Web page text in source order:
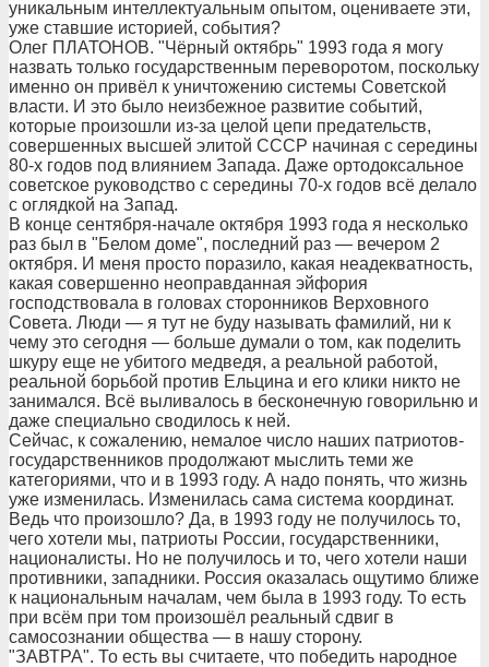
уникальным интеллектуальным опытом, оцениваете эти,
уже ставшие историей, события?
Олег ПЛАТОНОВ. "Чёрный октябрь" 1993 года я могу
назвать только государственным переворотом, поскольку
именно он привёл к уничтожению системы Советской
власти. И это было неизбежное развитие событий,
которые произошли из-за целой цепи предательств,
совершенных высшей элитой СССР начиная с середины
80-х годов под влиянием Запада. Даже ортодоксальное
советское руководство с середины 70-х годов всё делало
с оглядкой на Запад.
В конце сентября-начале октября 1993 года я несколько
раз был в "Белом доме", последний раз — вечером 2
октября. И меня просто поразило, какая неадекватность,
какая совершенно неоправданная эйфория
господствовала в головах сторонников Верховного
Совета. Люди — я тут не буду называть фамилий, ни к
чему это сегодня — больше думали о том, как поделить
шкуру еще не убитого медведя, а реальной работой,
реальной борьбой против Ельцина и его клики никто не
занимался. Всё выливалось в бесконечную говорильню и
даже специально сводилось к ней.
Сейчас, к сожалению, немалое число наших патриотов-
государственников продолжают мыслить теми же
категориями, что и в 1993 году. А надо понять, что жизнь
уже изменилась. Изменилась сама система координат.
Ведь что произошло? Да, в 1993 году не получилось то,
чего хотели мы, патриоты России, государственники,
националисты. Но не получилось и то, чего хотели наши
противники, западники. Россия оказалась ощутимо ближе
к национальным началам, чем была в 1993 году. То есть
при всём при том произошёл реальный сдвиг в
самосознании общества — в нашу сторону.
"ЗАВТРА". То есть вы считаете, что победить народное